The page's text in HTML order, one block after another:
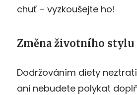
chuť – vyzkoušejte ho!
Změna životního stylu
Dodržováním diety
ani nebudete polykat